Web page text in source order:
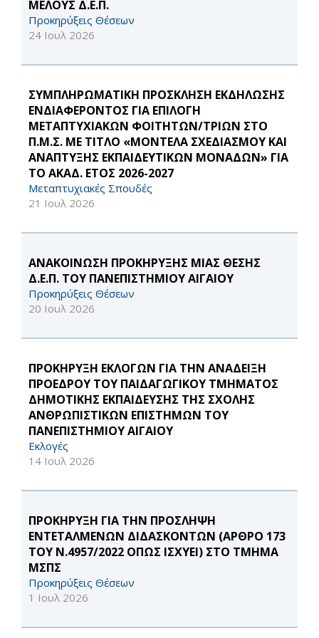
ΜΕΛΟΥΣ Δ.Ε.Π.
Προκηρύξεις Θέσεων
24 Ιουλ 2026
ΣΥΜΠΛΗΡΩΜΑΤΙΚΗ ΠΡΟΣΚΛΗΣΗ ΕΚΔΗΛΩΣΗΣ
ΕΝΔΙΑΦΕΡΟΝΤΟΣ ΓΙΑ ΕΠΙΛΟΓΗ
ΜΕΤΑΠΤΥΧΙΑΚΩΝ ΦΟΙΤΗΤΩΝ/ΤΡΙΩΝ ΣΤΟ
Π.Μ.Σ. ΜΕ ΤΙΤΛΟ «ΜΟΝΤΕΛΑ ΣΧΕΔΙΑΣΜΟΥ ΚΑΙ
ΑΝΑΠΤΥΞΗΣ ΕΚΠΑΙΔΕΥΤΙΚΩΝ ΜΟΝΑΔΩΝ» ΓΙΑ
ΤΟ ΑΚΑΔ. ΕΤΟΣ 2026-2027
Μεταπτυχιακές Σπουδές
21 Ιουλ 2026
ΑΝΑΚΟΙΝΩΣΗ ΠΡΟΚΗΡΥΞΗΣ ΜΙΑΣ ΘΕΣΗΣ
Δ.Ε.Π. ΤΟΥ ΠΑΝΕΠΙΣΤΗΜΙΟΥ ΑΙΓΑΙΟΥ
Προκηρύξεις Θέσεων
20 Ιουλ 2026
ΠΡΟΚΗΡΥΞΗ ΕΚΛΟΓΩΝ ΓΙΑ ΤΗΝ ΑΝΑΔΕΙΞΗ
ΠΡΟΕΔΡΟΥ ΤΟΥ ΠΑΙΔΑΓΩΓΙΚΟΥ ΤΜΗΜΑΤΟΣ
ΔΗΜΟΤΙΚΗΣ ΕΚΠΑΙΔΕΥΣΗΣ ΤΗΣ ΣΧΟΛΗΣ
ΑΝΘΡΩΠΙΣΤΙΚΩΝ ΕΠΙΣΤΗΜΩΝ ΤΟΥ
ΠΑΝΕΠΙΣΤΗΜΙΟΥ ΑΙΓΑΙΟΥ
Εκλογές
14 Ιουλ 2026
ΠΡΟΚΗΡΥΞΗ ΓΙΑ ΤΗΝ ΠΡΟΣΛΗΨΗ
ΕΝΤΕΤΑΛΜΕΝΩΝ ΔΙΔΑΣΚΟΝΤΩΝ (ΑΡΘΡΟ 173
ΤΟΥ Ν.4957/2022 ΟΠΩΣ ΙΣΧΥΕΙ) ΣΤΟ ΤΜΗΜΑ
ΜΣΠΣ
Προκηρύξεις Θέσεων
1 Ιουλ 2026